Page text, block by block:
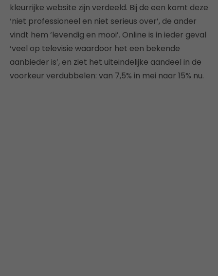
kleurrijke website zijn verdeeld. Bij de een komt deze
‘niet professioneel en niet serieus over’, de ander
vindt hem ‘levendig en mooi’. Online is in ieder geval
‘veel op televisie waardoor het een bekende
aanbieder is’, en ziet het uiteindelijke aandeel in de
voorkeur verdubbelen: van 7,5% in mei naar 15% nu.